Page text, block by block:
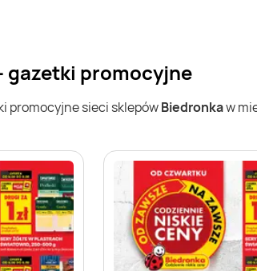
gazetki promocyjne
promocyjne sieci sklepówBiedronkaw